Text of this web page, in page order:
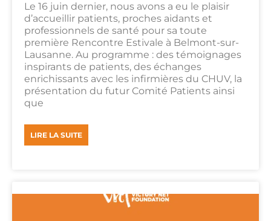
Le 16 juin dernier, nous avons a eu le plaisir
d’accueillir patients, proches aidants et
professionnels de santé pour sa toute
première Rencontre Estivale à Belmont-sur-
Lausanne. Au programme : des témoignages
inspirants de patients, des échanges
enrichissants avec les infirmières du CHUV, la
présentation du futur Comité Patients ainsi
que
LIRE LA SUITE